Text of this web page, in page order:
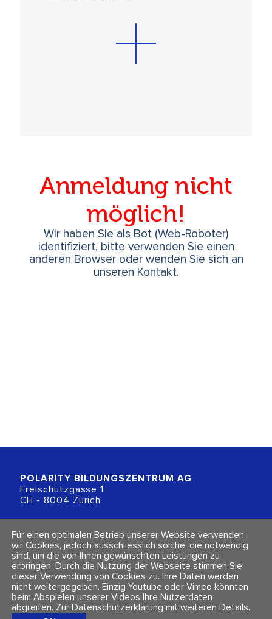
Anmeldung nicht
möglich!
Wir haben Sie als Bot (Web-Roboter)
identifiziert, bitte verwenden Sie einen
anderen Browser oder wenden Sie sich an
unseren Kontakt.
POLARITY BILDUNGSZENTRUM AG
Freischützgasse 1
CH - 8004 Zürich
+41 (0)44 218 80 80
info@polarity.ch
Kontakt & Info
Newsletter
Impressum & Datenschutz
AGBs
Folge uns
Für einen optimalen Betrieb unserer Website verwenden
wir Cookies, jedoch ausschliesslich solche, die notwendig
sind, um die von Ihnen gewünschten Leistungen zu
erbringen. Durch die Nutzung der Webseite stimmen Sie
dieser Verwendung von Cookies zu. Ihre Daten werden
nicht weitergegeben. Einzig Youtube oder Vimeo könnten
beim Abspielen unserer Videos Ihre Nutzerdaten
abgreifen. Zur Datenschutzerklärung mit weiteren Details.